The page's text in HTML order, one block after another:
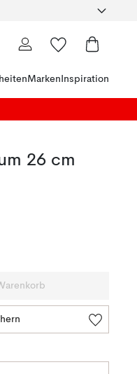
Marken Inspiration
26 cm